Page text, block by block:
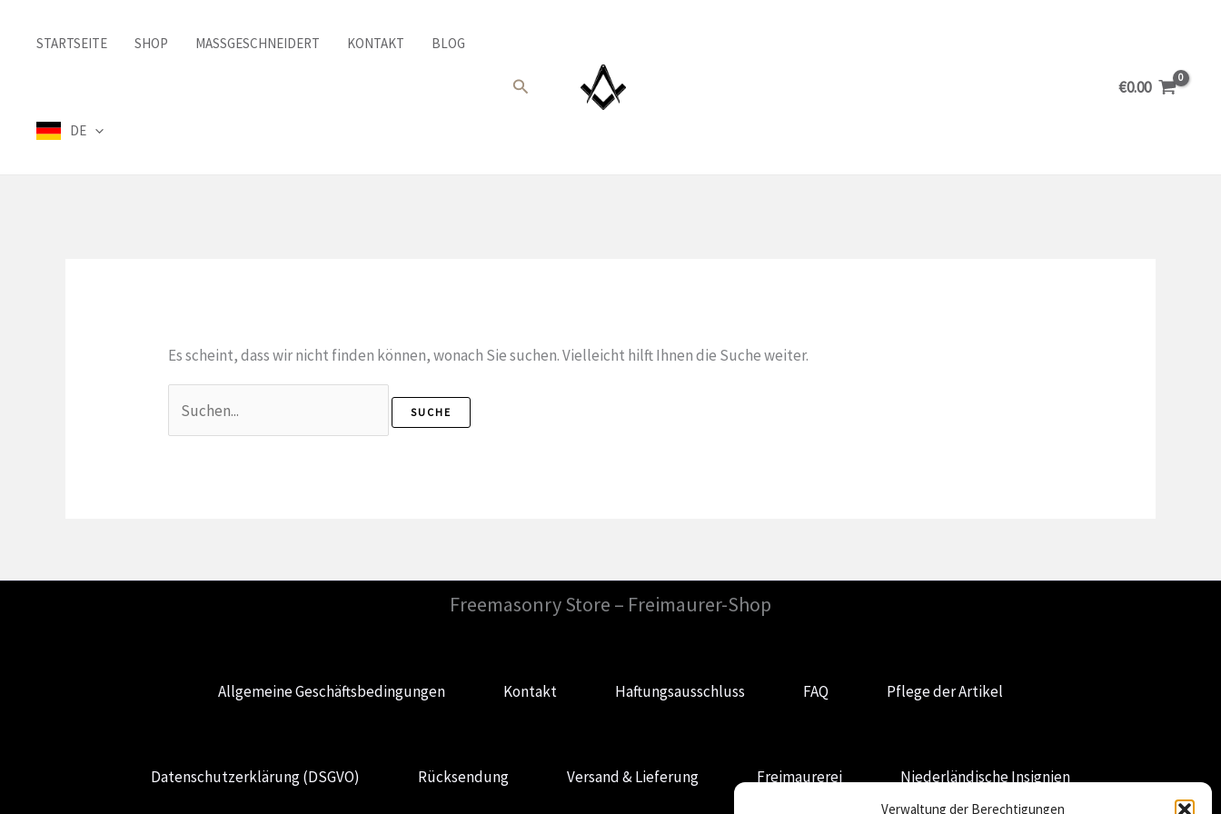
Verwaltung der Berechtigungen
InhaltSTARTSEITE SHOP MASSGESCHNEIDERT KONTAKT BLOG
DE
Suche €0.00
Es scheint, dass wir nicht finden können, wonach Sie suchen. Vielleicht hilft Ihnen die Suche weiter.
Freemasonry Store – Freimaurer-Shop
Allgemeine Geschäftsbedingungen Kontakt Haftungsausschluss FAQ Pflege der Artikel
Datenschutzerklärung (DSGVO) Rücksendung Versand & Lieferung Freimaurerei Niederländische Insignien